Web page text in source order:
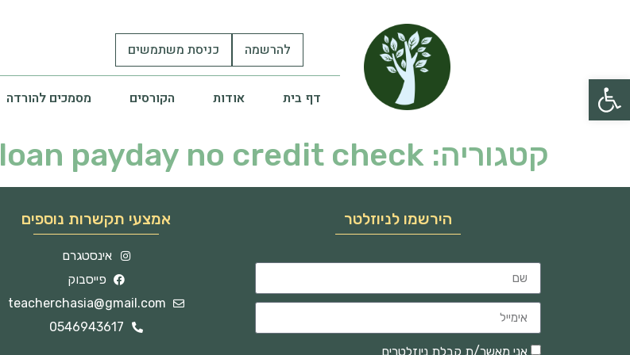
פתח סרגל נגישות
להרשמה כניסת משתמשים
דף בית אודות הקורסים מסמכים להורדה
קטגוריה: loan payday no credit check
הירשמו לניוזלטר
אני מאשר/ת קבלת ניוזלטרים
אמצעי תקשרות נוספים
אינסטגרם
פייסבוק
teacherchasia@gmail.com
0546943617